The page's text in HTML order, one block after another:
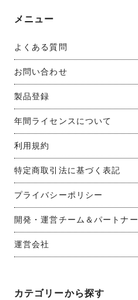
メニュー
よくある質問
お問い合わせ
製品登録
年間ライセンスについて
利用規約
特定商取引法に基づく表記
プライバシーポリシー
開発・運営チーム＆パートナー
運営会社
カテゴリーから探す